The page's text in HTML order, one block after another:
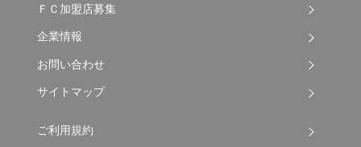
ＦＣ加盟店募集
企業情報
お問い合わせ
サイトマップ
ご利用規約